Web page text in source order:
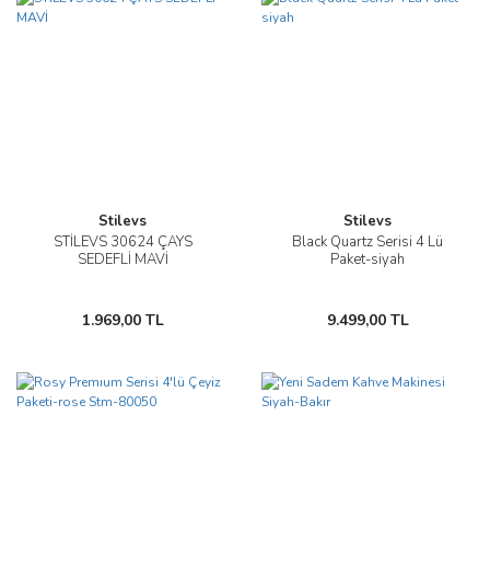
Stilevs
STİLEVS 30624 ÇAYS
SEDEFLİ MAVİ
1.969,00 TL
Stilevs
Black Quartz Serisi 4 Lü
Paket-siyah
9.499,00 TL